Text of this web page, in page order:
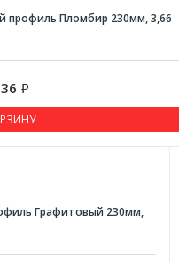
профиль Пломбир 230мм, 3,66
Р
Графитовый 230мм,